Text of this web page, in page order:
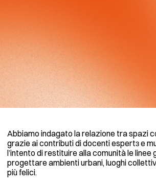
Abbiamo indagato la relazione tra spazi
grazie ai contributi di docenti espertɜ e
l’intento di restituire alla comunità le linee
progettare ambienti urbani, luoghi
più felici.